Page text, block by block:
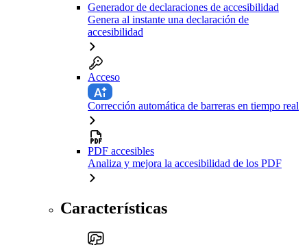
Generador de declaraciones de accesibilidad
Genera al instante una declaración de
accesibilidad
Acceso
Corrección automática de barreras en tiempo real
PDF accesibles
Analiza y mejora la accesibilidad de los PDF
Características